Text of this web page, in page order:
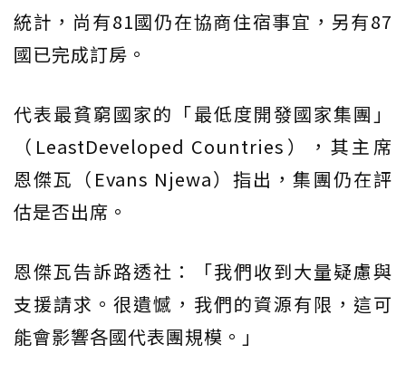
統計，尚有81國仍在協商住宿事宜，另有87
國已完成訂房。
代表最貧窮國家的「最低度開發國家集團」
（LeastDeveloped Countries），其主席
恩傑瓦（Evans Njewa）指出，集團仍在評
估是否出席。
恩傑瓦告訴路透社：「我們收到大量疑慮與
支援請求。很遺憾，我們的資源有限，這可
能會影響各國代表團規模。」